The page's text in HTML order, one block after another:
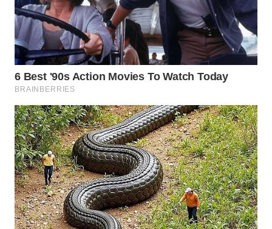
WN
MANDALIKA
WN
LIKUPANG
LABUANBAJO
WN
BORNEO
Wahana
Media
Group